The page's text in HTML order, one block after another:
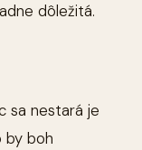
dôležitá.
sa nestará je
by boh